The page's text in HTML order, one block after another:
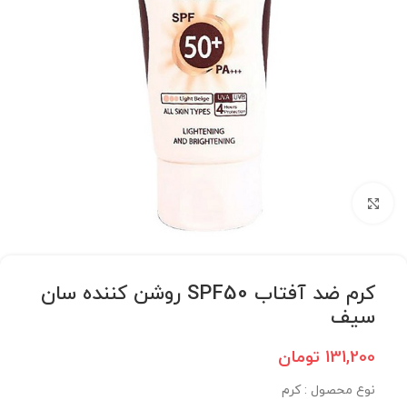
کرم ضد آفتاب SPF50 روشن کننده سان
سیف
131,200 تومان
نوع محصول : کرم